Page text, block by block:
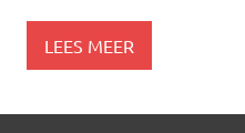
LEES MEER